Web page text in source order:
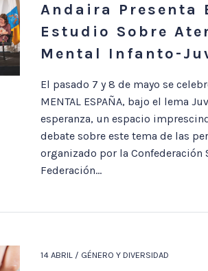
Andaira Presenta
Estudio Sobre
Mental Infanto-
El pasado 7 y 8 de mayo se
MENTAL ESPAÑA, bajo el lema
esperanza, un espacio
debate sobre este tema de las
organizado por la Confederación
Federación...
14 ABRIL / GÉNERO Y DIVERSIDAD